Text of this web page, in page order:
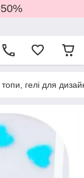
гелі для